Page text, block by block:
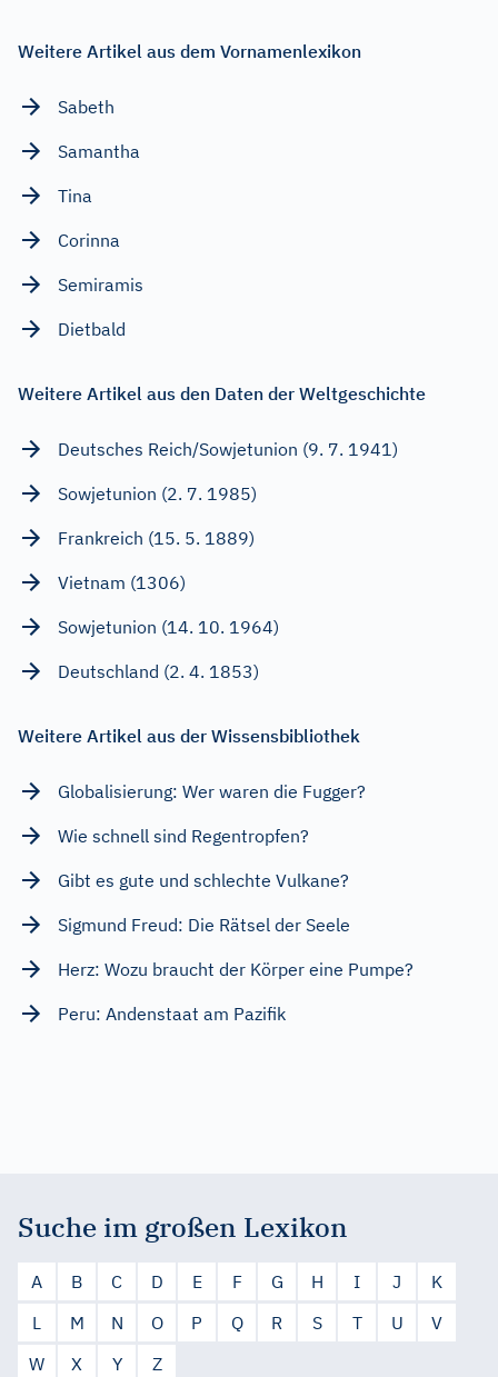
Weitere Artikel aus dem Vornamenlexikon
Sabeth
Samantha
Tina
Corinna
Semiramis
Dietbald
Weitere Artikel aus den Daten der Weltgeschichte
Deutsches Reich/Sowjetunion (9. 7. 1941)
Sowjetunion (2. 7. 1985)
Frankreich (15. 5. 1889)
Vietnam (1306)
Sowjetunion (14. 10. 1964)
Deutschland (2. 4. 1853)
Weitere Artikel aus der Wissensbibliothek
Globalisierung: Wer waren die Fugger?
Wie schnell sind Regentropfen?
Gibt es gute und schlechte Vulkane?
Sigmund Freud: Die Rätsel der Seele
Herz: Wozu braucht der Körper eine Pumpe?
Peru: Andenstaat am Pazifik
Suche im großen Lexikon
A B C D E F G H I J
K
L
M N O P Q R S T U
V
W
X Y Z